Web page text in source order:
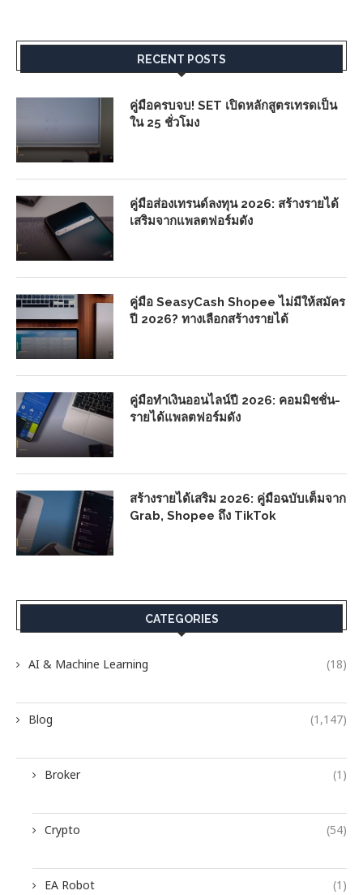
RECENT POSTS
คู่มือครบจบ! SET เปิดหลักสูตรเทรดเป็น
ใน 25 ชั่วโมง
คู่มือส่องเทรนด์ลงทุน 2026: สร้างรายได้
เสริมจากแพลตฟอร์มดัง
คู่มือ SeasyCash Shopee ไม่มีให้สมัคร
ปี 2026? ทางเลือกสร้างรายได้
คู่มือทำเงินออนไลน์ปี 2026: คอมมิชชั่น-
รายได้แพลตฟอร์มดัง
สร้างรายได้เสริม 2026: คู่มือฉบับเต็มจาก
Grab, Shopee ถึง TikTok
CATEGORIES
AI & Machine Learning (18)
Blog (1,147)
Broker (1)
Crypto (54)
EA Robot (1)